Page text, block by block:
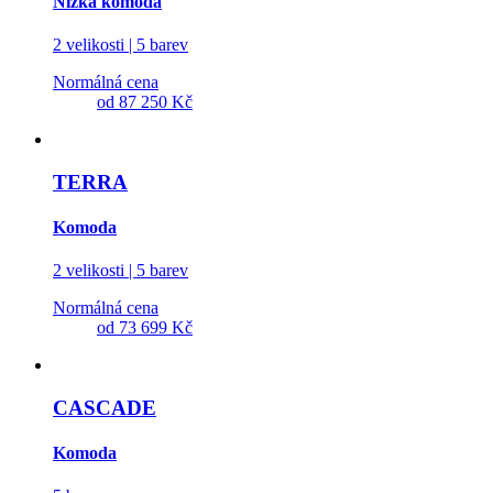
2 velikosti | 5 barev
Normálná cena
od 87 250 Kč
TERRA
Komoda
2 velikosti | 5 barev
Normálná cena
od 73 699 Kč
CASCADE
Komoda